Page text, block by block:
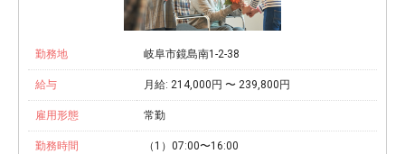
勤務地 岐阜市鏡島南1-2-38
給与 月給: 214,000円 〜 239,800円
雇用形態 常勤
勤務時間
（1）07:00〜16:00